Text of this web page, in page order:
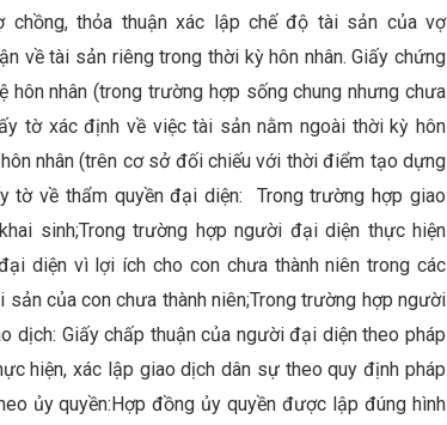
chồng, thỏa thuận xác lập chế độ tài sản của vợ
về tài sản riêng trong thời kỳ hôn nhân. Giấy chứng
hôn nhân (trong trường hợp sống chung nhưng chưa
tờ xác định về việc tài sản nằm ngoài thời kỳ hôn
nhân (trên cơ sở đối chiếu với thời điểm tạo dựng
tờ về thẩm quyền đại diện: Trong trường hợp giao
sinh;Trong trường hợp người đại diện thực hiện
diện vì lợi ích cho con chưa thành niên trong các
của con chưa thành niên;Trong trường hợp người
dịch: Giấy chấp thuận của người đại diện theo pháp
hiện, xác lập giao dịch dân sự theo quy định pháp
ủy quyền:Hợp đồng ủy quyền được lập đúng hình